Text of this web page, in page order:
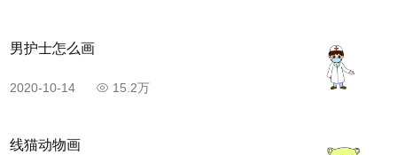
男护士怎么画
2020-10-14 15.2万
线猫动物画